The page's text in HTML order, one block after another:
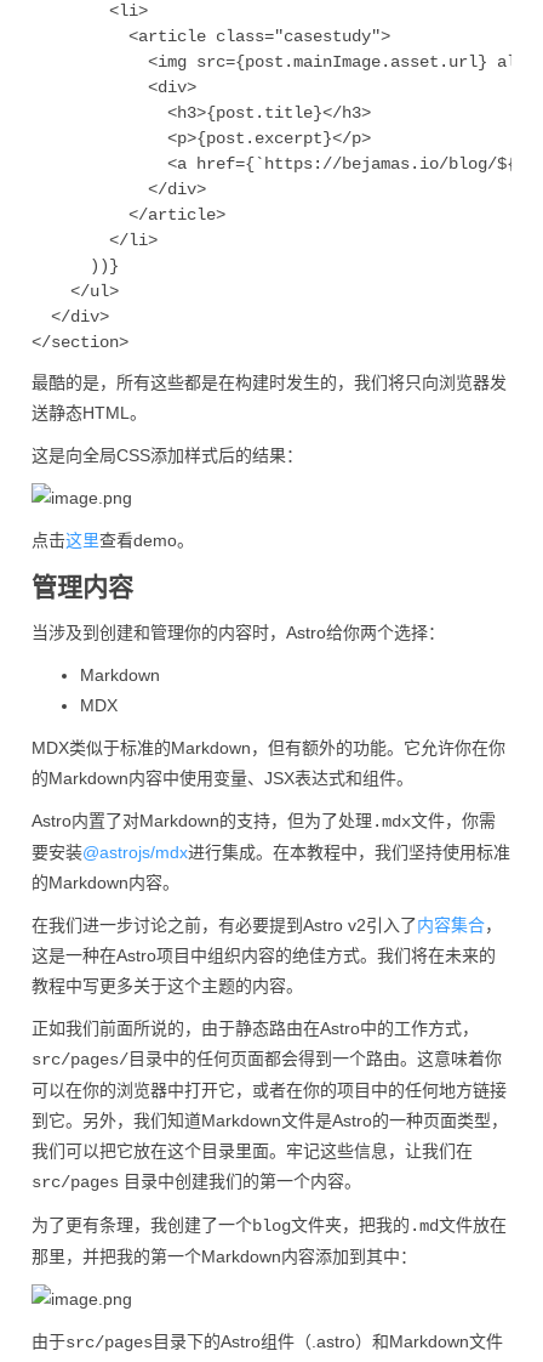
        <li>
          <article class="casestudy">
<img src={post.mainImage.asset.url}
            <div>
              <h3>{post.title}</h3>
              <p>{post.excerpt}</p>
<a href={`https://bejamas.io/blog/
            </div>
          </article>
        </li>
      ))}
    </ul>
  </div>
最酷的是，所有这些都是在构建时发生的，我们将只向浏览器发
送静态HTML。
这是向全局CSS添加样式后的结果：
点击这里查看demo。
管理内容
当涉及到创建和管理你的内容时，Astro给你两个选择：
Markdown
MDX
MDX类似于标准的Markdown，但有额外的功能。它允许你在你
的Markdown内容中使用变量、JSX表达式和组件。
Astro内置了对Markdown的支持，但为了处理 .mdx文件，你需
要安装@astrojs/mdx进行集成。在本教程中，我们坚持使用标准
的Markdown内容。
在我们进一步讨论之前，有必要提到Astro v2引入了内容集合，
这是一种在Astro项目中组织内容的绝佳方式。我们将在未来的
教程中写更多关于这个主题的内容。
正如我们前面所说的，由于静态路由在Astro中的工作方式，
src/pages/目录中的任何页面都会得到一个路由。这意味着你
可以在你的浏览器中打开它，或者在你的项目中的任何地方链接
到它。另外，我们知道Markdown文件是Astro的一种页面类型，
我们可以把它放在这个目录里面。牢记这些信息，让我们在
src/pages 目录中创建我们的第一个内容。
为了更有条理，我创建了一个blog文件夹，把我的 .md文件放在
那里，并把我的第一个Markdown内容添加到其中：
由于src/pages目录下的Astro组件（.astro）和Markdown文件